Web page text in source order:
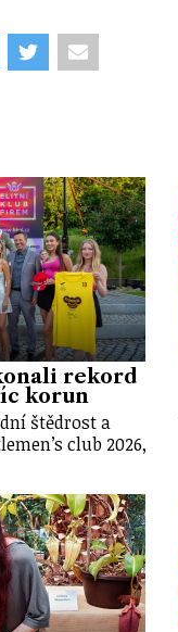
rekord
korun
štědrost a
club 2026,